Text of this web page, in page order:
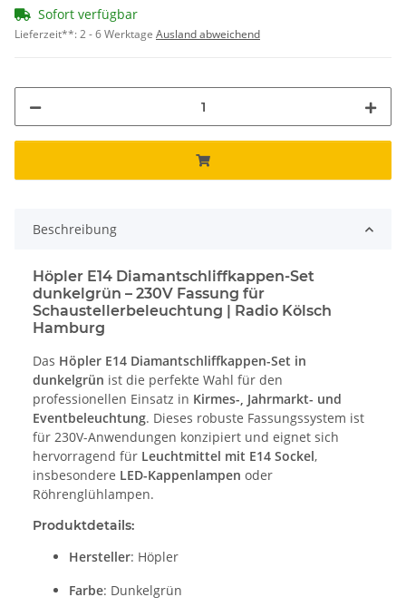
Sofort verfügbar
Lieferzeit**:2 - 6 Werktage Ausland abweichend
Beschreibung
Höpler E14 Diamantschliffkappen-Set
dunkelgrün – 230V Fassung für
Schaustellerbeleuchtung | Radio Kölsch
Hamburg
Das Höpler E14 Diamantschliffkappen-Set in
dunkelgrün ist die perfekte Wahl für den
professionellen Einsatz in Kirmes-, Jahrmarkt- und
Eventbeleuchtung. Dieses robuste Fassungssystem ist
für 230V-Anwendungen konzipiert und eignet sich
hervorragend für Leuchtmittel mit E14 Sockel,
insbesondere LED-Kappenlampen oder
Röhrenglühlampen.
Produktdetails:
Hersteller: Höpler
Farbe: Dunkelgrün